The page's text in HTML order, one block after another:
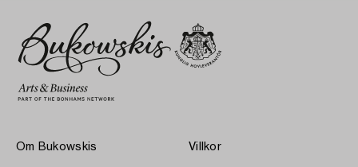
Om Bukowskis Villkor